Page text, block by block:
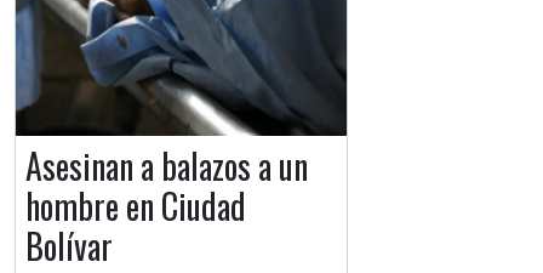
Asesinan a balazos a un
hombre en Ciudad
Bolívar